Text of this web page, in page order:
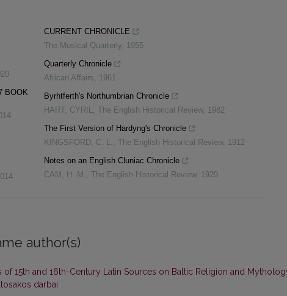
BOOK
CURRENT CHRONICLE
The Musical Quarterly, 1955
Quarterly Chronicle
African Affairs, 1961
Byrhtferth's Northumbrian Chronicle
HART, CYRIL, The English Historical Review, 1982
The First Version of Hardyng's Chronicle
KINGSFORD, C. L. , The English Historical Review, 1912
Notes on an English Cluniac Chronicle
CAM, H. M. , The English Historical Review, 1929
author(s)
of 15th and 16th-Century Latin Sources on Baltic Religion and
darbai